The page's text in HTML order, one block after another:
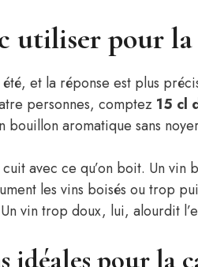
utiliser pour la
et la réponse est plus
personnes, comptez 15 cl
bouillon aromatique sans
avec ce qu’on boit. Un vin
les vins boisés ou trop
vin trop doux, lui, alourdit
idéales pour la